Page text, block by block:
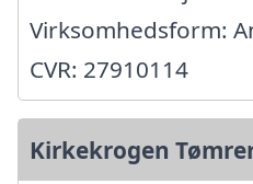
Virksomhedsform:
CVR: 27910114
Kirkekrogen